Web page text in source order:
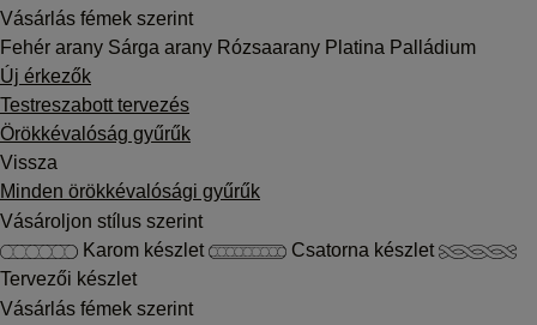
Vásárlás fémek szerint
Fehér arany Sárga arany Rózsaarany Platina Palládium
Új érkezők
Testreszabott tervezés
Örökkévalóság gyűrűk
Vissza
Minden örökkévalósági gyűrűk
Vásároljon stílus szerint
Karom készlet
Csatorna készlet
Tervezői készlet
Vásárlás fémek szerint